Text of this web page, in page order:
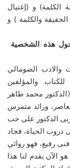
الكلمة) و (إغتيال
والكلمة ) و
حول هذه الشخصية
والادب الصومالي
والمؤلفين
الدكتور محمد طاهر
ورائد متمرس
الدكتور على حب
الحياة، فجاد
رفيع، فهو روائي
الآن يقدم لنا هذا